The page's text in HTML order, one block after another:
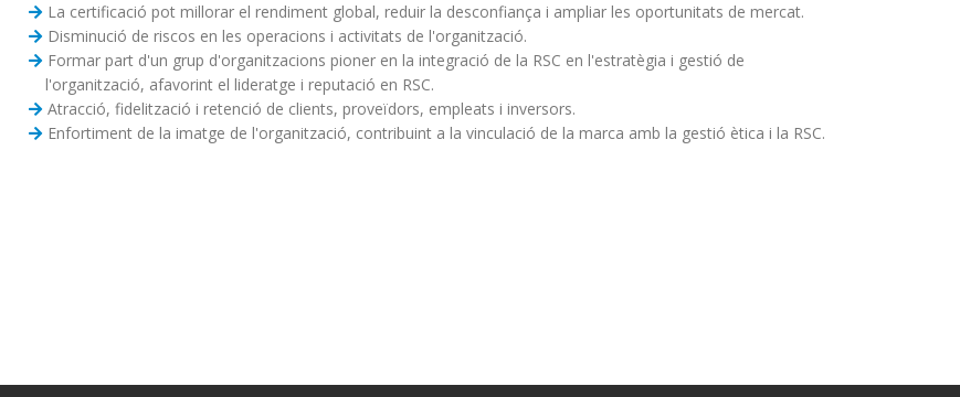
La certificació pot millorar el rendiment global, reduir la desconfiança i ampliar les oportunitats de mercat.
Disminució de riscos en les operacions i activitats de l'organització.
Formar part d'un grup d'organitzacions pioner en la integració de la RSC en l'estratègia i gestió de
l'organització, afavorint el lideratge i reputació en RSC.
Atracció, fidelització i retenció de clients, proveïdors, empleats i inversors.
Enfortiment de la imatge de l'organització, contribuint a la vinculació de la marca amb la gestió ètica i la RSC.